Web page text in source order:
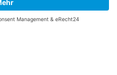
würde mich sehr
jetzt mitPayPal